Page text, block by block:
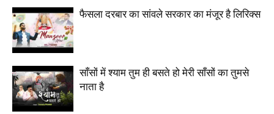
फैसला दरबार का सांवले सरकार का मंजूर है लिरिक्स
साँसों में श्याम तुम ही बसते हो मेरी साँसों का तुमसे
नाता है